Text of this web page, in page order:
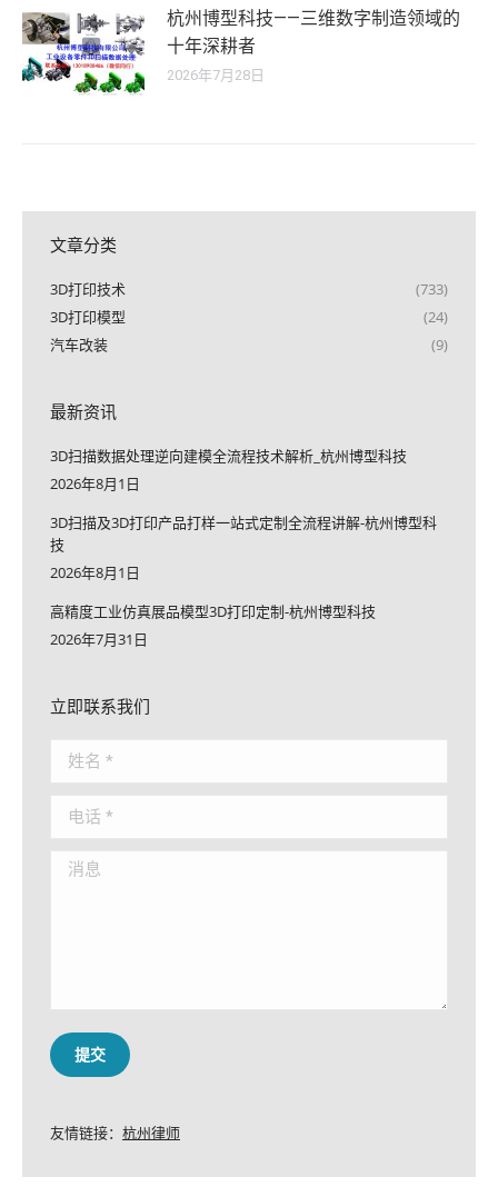
杭州博型科技——三维数字制造领域的
十年深耕者
2026年7月28日
文章分类
3D打印技术
(733)
3D打印模型
(24)
汽车改装
(9)
最新资讯
3D扫描数据处理逆向建模全流程技术解析_杭州博型科技
2026年8月1日
3D扫描及3D打印产品打样一站式定制全流程讲解-杭州博型科
技
2026年8月1日
高精度工业仿真展品模型3D打印定制-杭州博型科技
2026年7月31日
立即联系我们
姓名 *
电话 *
消息
提交
友情链接： 杭州律师